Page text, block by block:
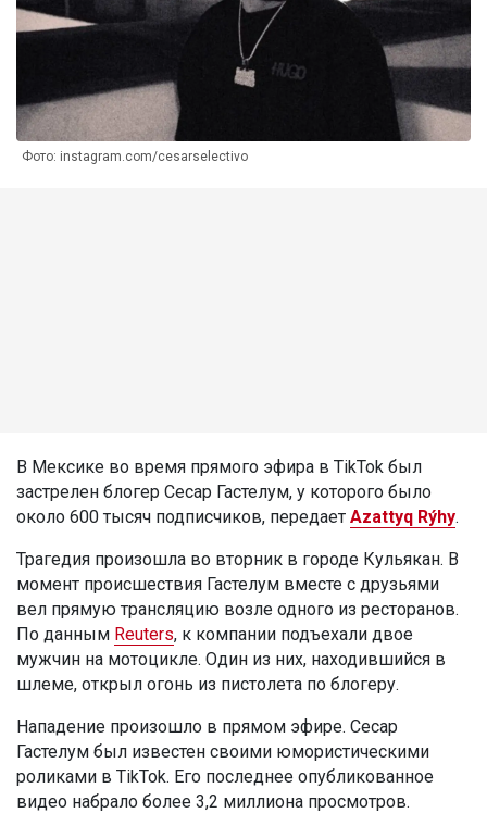
Фото: instagram.com/cesarselectivo
В Мексике во время прямого эфира в TikTok был
застрелен блогер Сесар Гастелум, у которого было
около 600 тысяч подписчиков, передает Azattyq Rýhy.
Трагедия произошла во вторник в городе Кульякан. В
момент происшествия Гастелум вместе с друзьями
вел прямую трансляцию возле одного из ресторанов.
По данным Reuters, к компании подъехали двое
мужчин на мотоцикле. Один из них, находившийся в
шлеме, открыл огонь из пистолета по блогеру.
Нападение произошло в прямом эфире. Сесар
Гастелум был известен своими юмористическими
роликами в TikTok. Его последнее опубликованное
видео набрало более 3,2 миллиона просмотров.